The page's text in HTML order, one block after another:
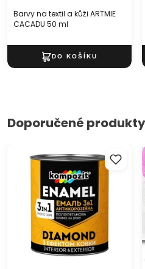
Barvy na textil a kůži ARTMIE
CACADU 50 ml
Doporučené produkty
KOMPOZIT DIAMOND 0,65 l